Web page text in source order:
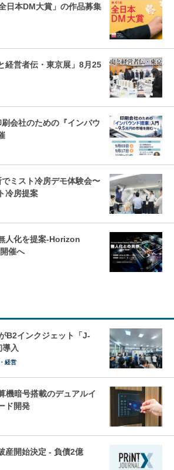
日本DM大賞」の作品募集
経営者伝・東京展」8月25
会社のための『インバウ
ミスト冷房デモ体験会〜
冷房提案
人化を提案-Horizon
催へ
B2インクジェット「J-
入
経営
機暗号搭載のデュアルイ
ド開発
産開始決定 - 負債2億